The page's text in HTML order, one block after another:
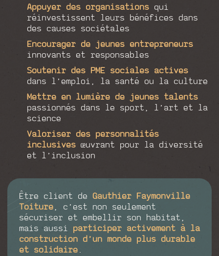
Appuyer des organisations qui
réinvestissent leurs bénéfices dans
des causes sociétales
Encourager de jeunes entrepreneurs
innovants et responsables
Soutenir des PME sociales actives
dans l’emploi, la santé ou la culture
Mettre en lumière de jeunes talents
passionnés dans le sport, l’art et la
science
Valoriser des personnalités
inclusives œuvrant pour la diversité
et l’inclusion
Être client de Gauthier Faymonville
Toiture, c’est non seulement
sécuriser et embellir son habitat,
mais aussi participer activement à la
construction d’un monde plus durable
et solidaire.